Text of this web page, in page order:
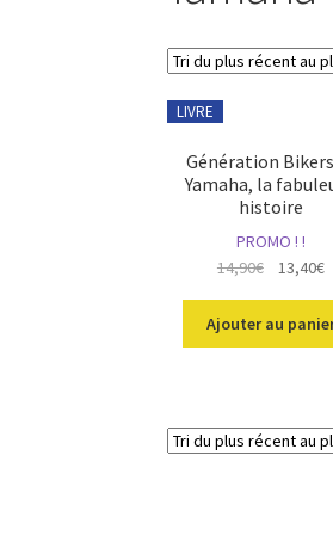
LIVRE
Génération Bikers
Yamaha, la
histoire
PROMO ! !
14,90€
Le
initial
était :
13,40€Le
Ajouter au